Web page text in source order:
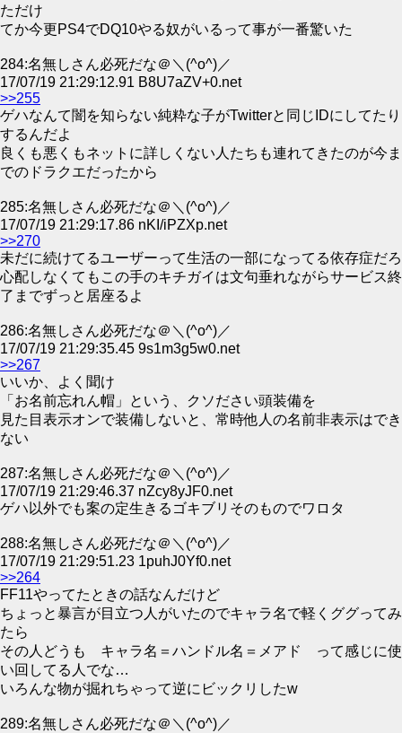
ただけ
てか今更PS4でDQ10やる奴がいるって事が一番驚いた
284:名無しさん必死だな＠＼(^o^)／
17/07/19 21:29:12.91 B8U7aZV+0.net
>>255
ゲハなんて闇を知らない純粋な子がTwitterと同じIDにしてたり
するんだよ
良くも悪くもネットに詳しくない人たちも連れてきたのが今ま
でのドラクエだったから
285:名無しさん必死だな＠＼(^o^)／
17/07/19 21:29:17.86 nKI/iPZXp.net
>>270
未だに続けてるユーザーって生活の一部になってる依存症だろ
心配しなくてもこの手のキチガイは文句垂れながらサービス終
了までずっと居座るよ
286:名無しさん必死だな＠＼(^o^)／
17/07/19 21:29:35.45 9s1m3g5w0.net
>>267
いいか、よく聞け
「お名前忘れん帽」という、クソださい頭装備を
見た目表示オンで装備しないと、常時他人の名前非表示はでき
ない
287:名無しさん必死だな＠＼(^o^)／
17/07/19 21:29:46.37 nZcy8yJF0.net
ゲハ以外でも案の定生きるゴキブリそのものでワロタ
288:名無しさん必死だな＠＼(^o^)／
17/07/19 21:29:51.23 1puhJ0Yf0.net
>>264
FF11やってたときの話なんだけど
ちょっと暴言が目立つ人がいたのでキャラ名で軽くググってみ
たら
その人どうも キャラ名＝ハンドル名＝メアド って感じに使
い回してる人でな…
いろんな物が掘れちゃって逆にビックリしたw
289:名無しさん必死だな＠＼(^o^)／